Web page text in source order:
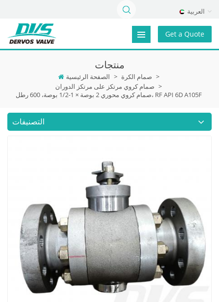
العربية
Get a Quote
منتجات
الصفحة الرئيسية > صمام الكرة >
صمام كروي مرتكز على مرتكز الدوران >
صمام كروي محوري 2 بوصة × 1-1/2 بوصة، 600 رطل، RF API 6D A105F
التصنيفات